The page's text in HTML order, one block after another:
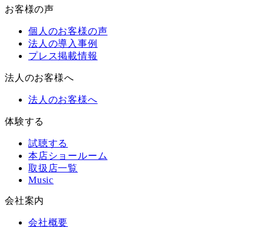
お客様の声
個人のお客様の声
法人の導入事例
プレス掲載情報
法人のお客様へ
法人のお客様へ
体験する
試聴する
本店ショールーム
取扱店一覧
Music
会社案内
会社概要